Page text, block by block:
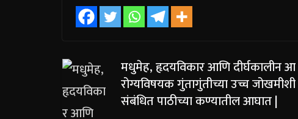
मधुमेह, हृदयविकार आणि दीर्घकालीन आ
रोग्यविषयक गुंतागुंतीच्या उच्च जोखमीशी
संबंधित पाठीच्या कण्यातील आघात |